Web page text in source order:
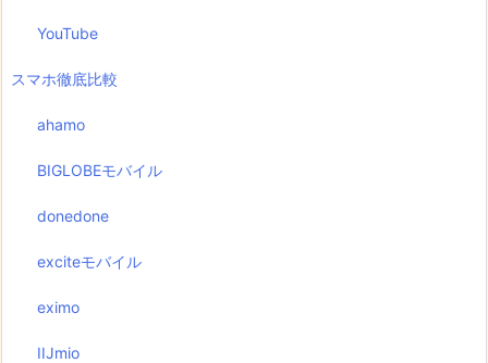
YouTube
スマホ徹底比較
ahamo
BIGLOBEモバイル
donedone
exciteモバイル
eximo
IIJmio